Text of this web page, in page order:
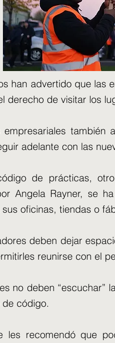
han advertido que las
derecho de visitar los
empresariales
adelante con las
de prácticas,
Angela Rayner, se
sus oficinas, tiendas o
deben dejar
reunirse con el
no deben “escuchar”
código.
les recomendó que